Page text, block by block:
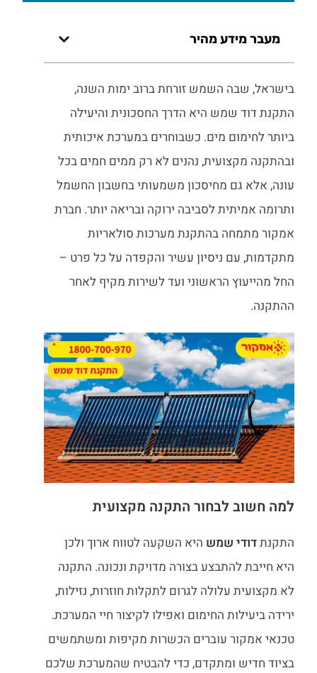
מעבר מידע מהיר
בישראל, שבה השמש זורחת ברוב ימות השנה,
התקנת דוד שמש היא הדרך החסכונית והיעילה
ביותר לחימום מים. כשבוחרים במערכת איכותית
ובהתקנה מקצועית, נהנים לא רק ממים חמים בכל
עונה, אלא גם מחיסכון משמעותי בחשבון החשמל
ותרומה אמיתית לסביבה ירוקה ובריאה יותר. חברת
אמקור מתמחה בהתקנת מערכות סולאריות
מתקדמות, עם ניסיון עשיר והקפדה על כל פרט –
החל מהייעוץ הראשוני ועד לשירות מקיף לאחר
ההתקנה.
למה חשוב לבחור התקנה מקצועית
התקנתדודי שמש היא השקעה לטווח ארוך ולכן
היא חייבת להתבצע בצורה מדויקת ונכונה. התקנה
לא מקצועית עלולה לגרום לתקלות חוזרות, נזילות,
ירידה ביעילות החימום ואפילו לקיצור חיי המערכת.
טכנאי אמקור עוברים הכשרות מקיפות ומשתמשים
בציוד חדיש ומתקדם, כדי להבטיח שהמערכת שלכם